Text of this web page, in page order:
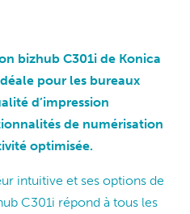
bizhub C301i de Konica
pour les bureaux
d’impression
de numérisation
optimisée.
intuitive et ses options de
C301i répond à tous les